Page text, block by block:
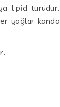
lipid türüdür.
yağlar kanda